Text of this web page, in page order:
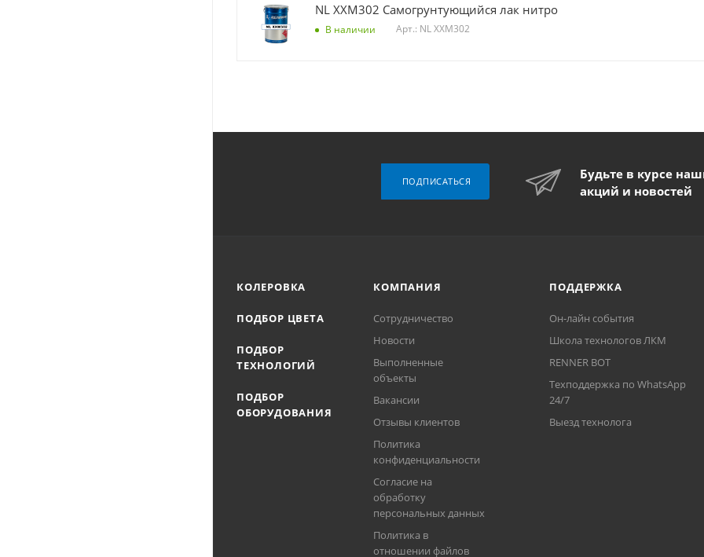
NL XXM302 Самогрунтующийся лак нитро
В наличии Арт.: NL XXM302
Будьте в курсе
акций и новостей
ПОДПИСАТЬСЯ
КОЛЕРОВКА
ПОДБОР ЦВЕТА
ПОДБОР
ТЕХНОЛОГИЙ
ПОДБОР
ОБОРУДОВАНИЯ
КОМПАНИЯ
Сотрудничество
Новости
Выполненные
объекты
Вакансии
Отзывы клиентов
Политика
конфиденциальности
Согласие на
обработку
персональных данных
Политика в
отношении файлов
ПОДДЕРЖКА
Он-лайн события
Школа технологов ЛКМ
RENNER BOT
Техподдержка по WhatsApp
24/7
Выезд технолога